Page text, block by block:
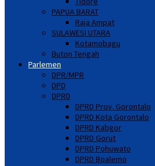
PAPUA BARAT
Raja Ampat
SULAWESI UTARA
Kotamobagu
Buton Tengah
Parlemen
DPR/MPR
DPD
DPRD
DPRD Prov. Gorontalo
DPRD Kota Gorontalo
DPRD Kabgor
DPRD Gorut
DPRD Pohuwato
DPRD Boalemo